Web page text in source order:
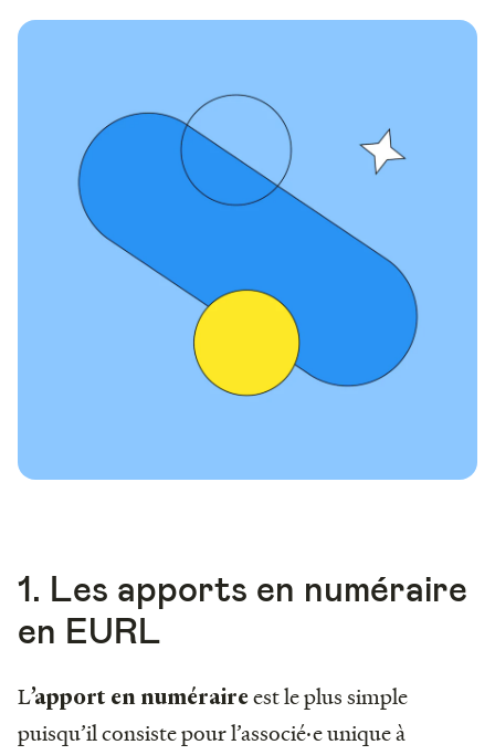
1. Les apports en numéraire
en EURL
L’apport en numéraireest le plus simple
puisqu’il consiste pour l’associé·e unique à